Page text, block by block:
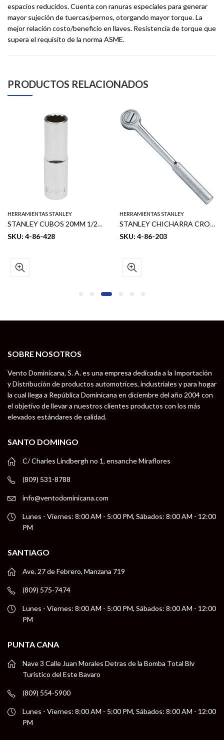
espacios reducidos. Cuenta con ranuras especiales para generar
mayor sujeción de tuercas/pernos, otorgando mayor torque. La
mejor relación costo/beneficio en llaves. Resistencia de torque que
supera el requisito de la norma ASME.
PRODUCTOS RELACIONADOS
HERRAMIENTAS STANLEY
STANLEY CUBOS 20MM 1/2″ COMBINADA LARGOS MÉTRICOS
SKU: 4-86-428
HERRAMIENTAS STANLEY
STANLEY CHICHARRA CROMADO 3/8 LARGO 8″
SKU: 4-86-203
SOBRE NOSOTROS
Vento Dominicana, S. A. es una empresa dedicada a la Importación
y Distribución de productos automotrices, industriales y para hogar
la cual llega a República Dominicana en diciembre del año 2004 con
el objetivo de llevar a nuestros clientes productos con los más
elevados estándares de calidad.
SANTO DOMINGO
C/ Charles Lindbergh no 1, ensanche Miraflores
(809) 531-8788
info@ventodominicana.com
Lunes - Viernes: 8:00 AM - 5:00 PM, Sábados: 8:00 AM - 12:00
PM
SANTIAGO
Ave. 27 de Febrero, Manzana 719
(809) 575-7474
Lunes - Viernes: 8:00 AM - 5:00 PM, Sábados: 8:00 AM - 12:00
PM
PUNTA CANA
Nave 3 Calle Juan Morales Detras de la Bomba Total Blv
Turistico del Este Bavaro
(809) 554-5900
Lunes - Viernes: 8:00 AM - 5:00 PM, Sábados: 8:00 AM - 12:00
PM